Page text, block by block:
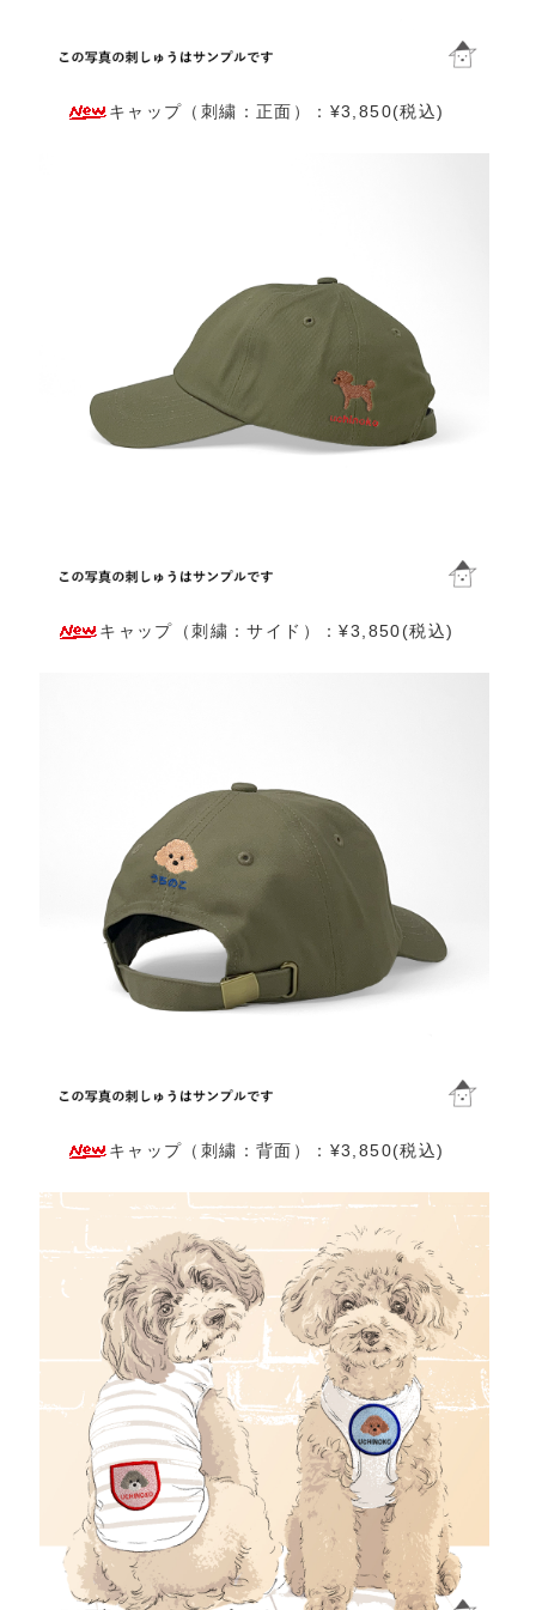
キャップ（刺繍：正面）：¥3,850(税込)
キャップ（刺繍：サイド）：¥3,850(税込)
キャップ（刺繍：背面）：¥3,850(税込)